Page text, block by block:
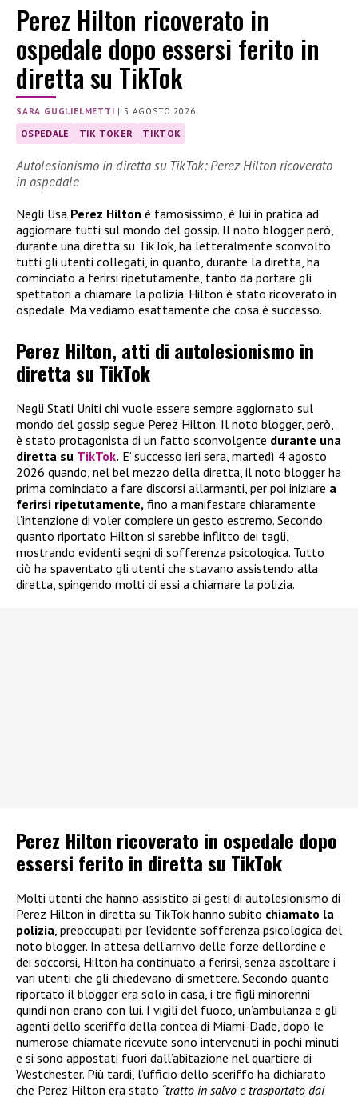
Perez Hilton ricoverato in
ospedale dopo essersi ferito in
diretta su TikTok
SARA GUGLIELMETTI |5 AGOSTO 2026
OSPEDALE TIK TOKER TIKTOK
Autolesionismo in diretta su TikTok: Perez Hilton ricoverato
in ospedale
Negli Usa Perez Hilton è famosissimo, è lui in pratica ad
aggiornare tutti sul mondo del gossip. Il noto blogger però,
durante una diretta su TikTok, ha letteralmente sconvolto
tutti gli utenti collegati, in quanto, durante la diretta, ha
cominciato a ferirsi ripetutamente, tanto da portare gli
spettatori a chiamare la polizia. Hilton è stato ricoverato in
ospedale. Ma vediamo esattamente che cosa è successo.
Perez Hilton, atti di autolesionismo in
diretta su TikTok
Negli Stati Uniti chi vuole essere sempre aggiornato sul
mondo del gossip segue Perez Hilton. Il noto blogger, però,
è stato protagonista di un fatto sconvolgente durante una
diretta su TikTok. E’ successo ieri sera, martedì 4 agosto
2026 quando, nel bel mezzo della diretta, il noto blogger ha
prima cominciato a fare discorsi allarmanti, per poi iniziare a
ferirsi ripetutamente, fino a manifestare chiaramente
l’intenzione di voler compiere un gesto estremo. Secondo
quanto riportato Hilton si sarebbe inflitto dei tagli,
mostrando evidenti segni di sofferenza psicologica. Tutto
ciò ha spaventato gli utenti che stavano assistendo alla
diretta, spingendo molti di essi a chiamare la polizia.
Perez Hilton ricoverato in ospedale dopo
essersi ferito in diretta su TikTok
Molti utenti che hanno assistito ai gesti di autolesionismo di
Perez Hilton in diretta su TikTok hanno subito chiamato la
polizia, preoccupati per l’evidente sofferenza psicologica del
noto blogger. In attesa dell’arrivo delle forze dell’ordine e
dei soccorsi, Hilton ha continuato a ferirsi, senza ascoltare i
vari utenti che gli chiedevano di smettere. Secondo quanto
riportato il blogger era solo in casa, i tre figli minorenni
quindi non erano con lui. I vigili del fuoco, un’ambulanza e gli
agenti dello sceriffo della contea di Miami-Dade, dopo le
numerose chiamate ricevute sono intervenuti in pochi minuti
e si sono appostati fuori dall’abitazione nel quartiere di
Westchester. Più tardi, l’ufficio dello sceriffo ha dichiarato
che Perez Hilton era stato “tratto in salvo e trasportato dai